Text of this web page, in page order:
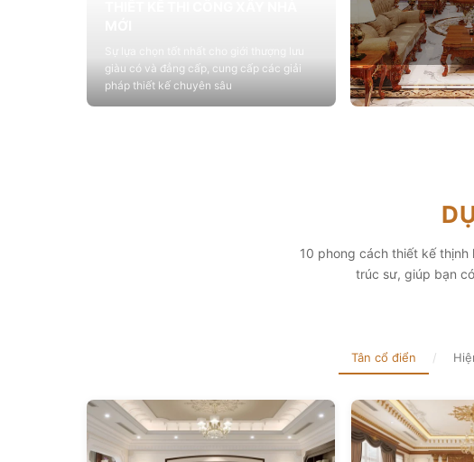
giàu có và đẳng cấp, cung cấp các giải
pháp thiết kế chuyên sâu
10 phong cách thiết kế
trúc sư, giúp bạn
Tân cổ điển /